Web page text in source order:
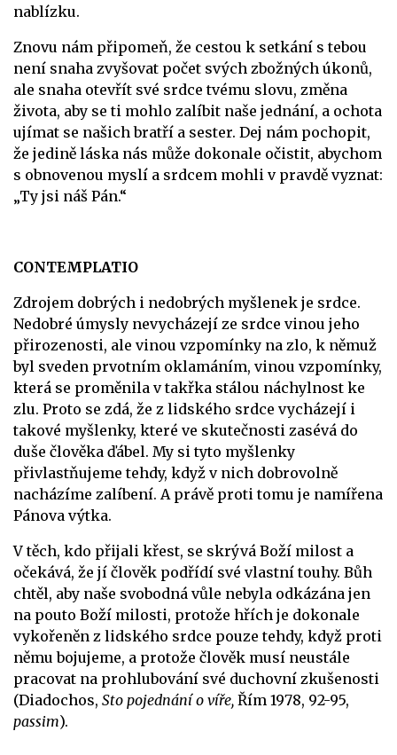
nablízku.
Znovu nám připomeň, že cestou k setkání s tebou
není snaha zvyšovat počet svých zbožných úkonů,
ale snaha otevřít své srdce tvému slovu, změna
života, aby se ti mohlo zalíbit naše jednání, a ochota
ujímat se našich bratří a sester. Dej nám pochopit,
že jedině láska nás může dokonale očistit, abychom
s obnovenou myslí a srdcem mohli v pravdě vyznat:
„Ty jsi náš Pán.“
CONTEMPLATIO
Zdrojem dobrých i nedobrých myšlenek je srdce.
Nedobré úmysly nevycházejí ze srdce vinou jeho
přirozenosti, ale vinou vzpomínky na zlo, k němuž
byl sveden prvotním oklamáním, vinou vzpomínky,
která se proměnila v takřka stálou náchylnost ke
zlu. Proto se zdá, že z lidského srdce vycházejí i
takové myšlenky, které ve skutečnosti zasévá do
duše člověka ďábel. My si tyto myšlenky
přivlastňujeme tehdy, když v nich dobrovolně
nacházíme zalíbení. A právě proti tomu je namířena
Pánova výtka.
V těch, kdo přijali křest, se skrývá Boží milost a
očekává, že jí člověk podřídí své vlastní touhy. Bůh
chtěl, aby naše svobodná vůle nebyla odkázána jen
na pouto Boží milosti, protože hřích je dokonale
vykořeněn z lidského srdce pouze tehdy, když proti
němu bojujeme, a protože člověk musí neustále
pracovat na prohlubování své duchovní zkušenosti
(Diadochos, Sto pojednání o víře, Řím 1978, 92-95,
passim).